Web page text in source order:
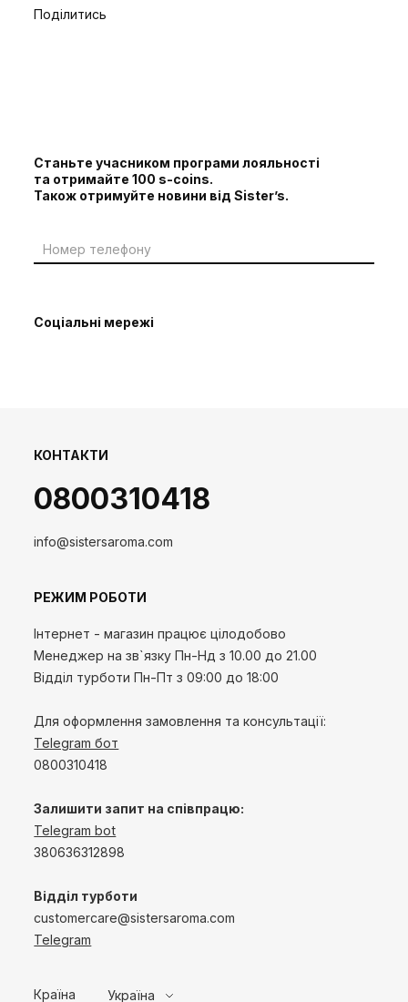
Поділитись
Станьте учасником програми лояльності
та отримайте 100 s-coins.
Також отримуйте новини від Sister’s.
Соціальні мережі
КОНТАКТИ
0800310418
info@sistersaroma.com
РЕЖИМ РОБОТИ
Інтернет - магазин працює цілодобово
Менеджер на зв`язкуПн-Нд з 10.00 до 21.00
Відділ турботи Пн-Пт з 09:00 до 18:00
Для оформлення замовлення та консультації:
Telegram бот
0800310418
Залишити запит на співпрацю:
Telegram bot
380636312898
Відділ турботи
customercare@sistersaroma.com
Telegram
Країна Україна